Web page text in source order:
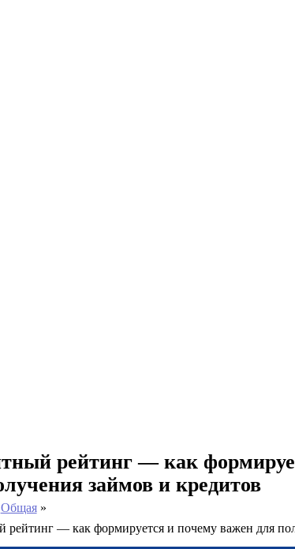
рейтинг — как
займов и кредитов
Общая
рейтинг — как формируется и почему важен для